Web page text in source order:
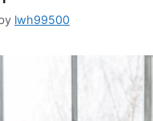
lwh99500